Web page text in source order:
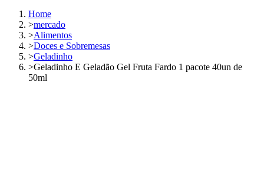
Home
>mercado
>Alimentos
>Doces e Sobremesas
>Geladinho
>Geladinho E Geladão Gel Fruta Fardo 1 pacote 40un de
50ml